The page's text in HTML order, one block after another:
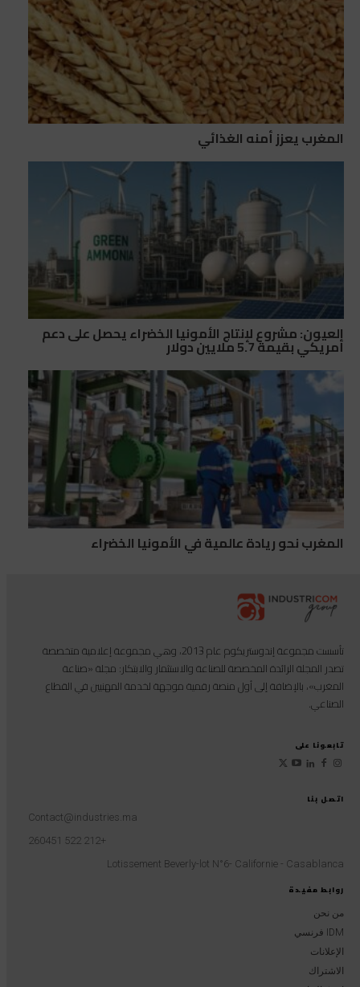
المغرب يعزز أمنه الغذائي
العيون: مشروع لإنتاج الأمونيا الخضراء يحصل على دعم
أمريكي بقيمة 5.7 ملايين دولار
المغرب نحو ريادة عالمية في الأمونيا الخضراء
روابط مفيدة
من نحن
IDM فرنسي
الإعلانات
الاشتراك
اتصل بنا
Contact@industries.ma
+212 522 260451
Lotissement Beverly-lot N°6- Californie - Casablanca
تأسست مجموعة إندوستريكوم عام 2013، وهي مجموعة إعلامية متخصصة
تصدر المجلة الرائدة المخصصة للصناعة والاستثمار والابتكار: مجلة «صناعة
المغرب»، بالإضافة إلى أول منصة رقمية موجهة لخدمة المهنيين في القطاع
الصناعي.
تابعونا على